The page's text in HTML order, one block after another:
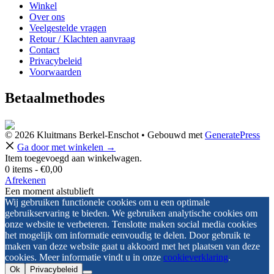
Winkel
Over ons
Veelgestelde vragen
Retour / Klachten aanvraag
Contact
Privacybeleid
Voorwaarden
Betaalmethodes
© 2026 Kluitmans Berkel-Enschot • Gebouwd met GeneratePress
Ga door met winkelen →
Item toegevoegd aan winkelwagen.
0 items - €0,00
Afrekenen
Een moment alstublieft
Wij gebruiken functionele cookies om u een optimale
gebruikservaring te bieden. We gebruiken analytische cookies om
onze website te verbeteren. Tenslotte maken social media cookies
het mogelijk om informatie eenvoudig te delen. Door gebruik te
maken van deze website gaat u akkoord met het plaatsen van deze
cookies. Meer informatie vindt u in onze cookieverklaring.
Ok Privacybeleid